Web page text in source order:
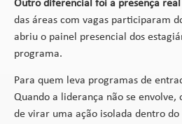
Outro diferencial foi a presença
das áreas com vagas participaram
abriu o painel presencial dos
programa.
Para quem leva programas de
Quando a liderança não se
de virar uma ação isolada dentro